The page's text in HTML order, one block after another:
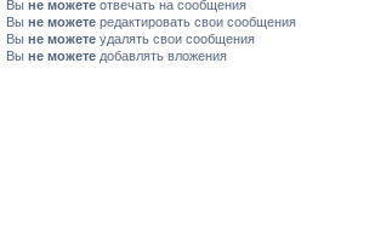
Вы не можете отвечать на сообщения
Вы не можете редактировать свои сообщения
Вы не можете удалять свои сообщения
Вы не можете добавлять вложения